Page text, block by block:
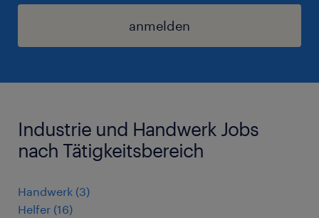
anmelden
Industrie und Handwerk Jobs
nach Tätigkeitsbereich
Handwerk (3)
Helfer (16)